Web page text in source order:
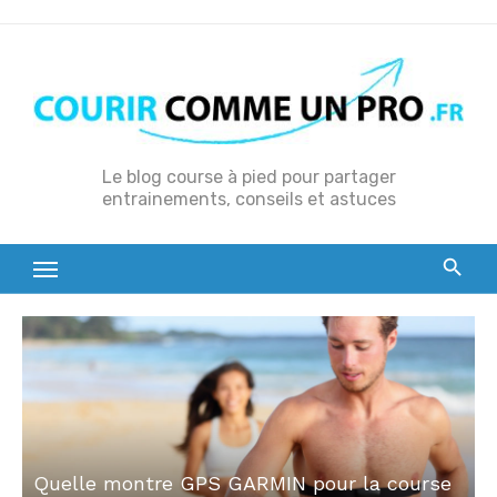
t
Le blog course à pied pour partager
entrainements, conseils et astuces
Quelle montre GPS GARMIN pour la course